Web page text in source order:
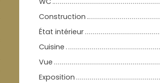
Construction
État intérieur
Cuisine
Vue
Exposition